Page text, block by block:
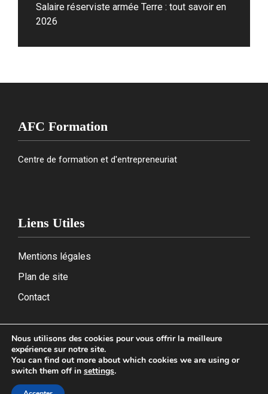
Salaire réserviste armée Terre : tout savoir en
2026
AFC Formation
Centre de formation et d'entrepreneuriat
Liens Utiles
Mentions légales
Plan de site
Contact
2026
Nous utilisons des cookies pour vous offrir la meilleure
expérience sur notre site.
You can find out more about which cookies we are using or
switch them off in settings.